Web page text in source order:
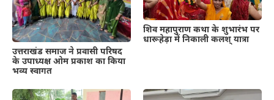
उत्तराखंड समाज ने प्रवासी परिषद
के उपाध्यक्ष ओम प्रकाश का किया
भव्य स्वागत
शिव महापुराण कथा के शुभारंभ पर
धारूहेड़ा में निकाली कलश् यात्रा